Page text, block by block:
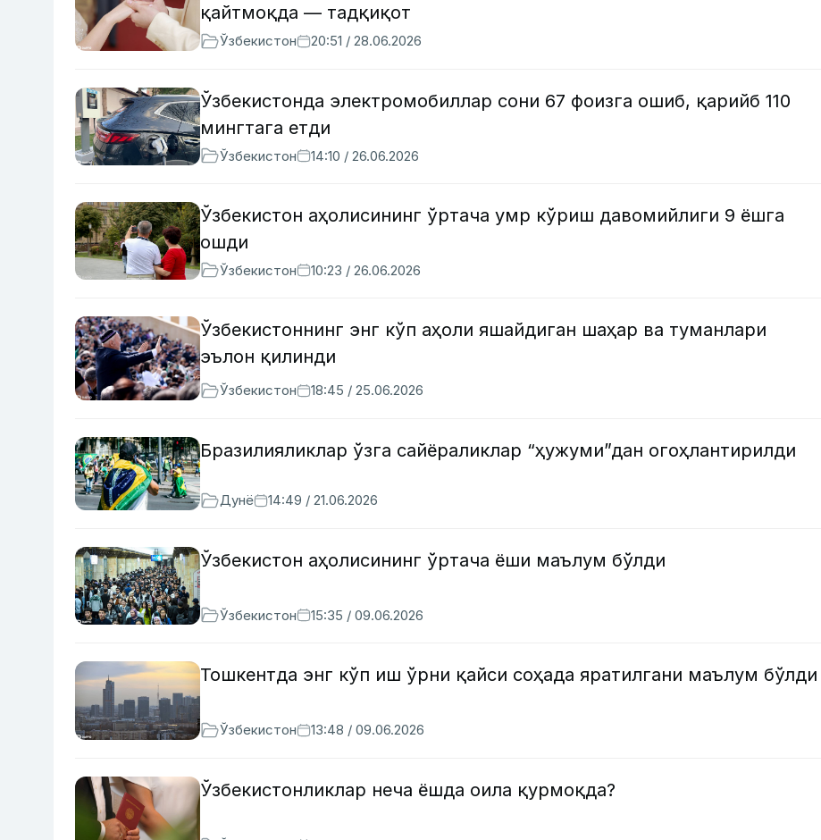
қайтмоқда — тадқиқот
Ўзбекистон 20:51 / 28.06.2026
Ўзбекистонда электромобиллар сони 67 фоизга ошиб, қарийб 110
мингтага етди
Ўзбекистон 14:10 / 26.06.2026
Ўзбекистон аҳолисининг ўртача умр кўриш давомийлиги 9 ёшга
ошди
Ўзбекистон 10:23 / 26.06.2026
Ўзбекистоннинг энг кўп аҳоли яшайдиган шаҳар ва туманлари
эълон қилинди
Ўзбекистон 18:45 / 25.06.2026
Бразилияликлар ўзга сайёраликлар “ҳужуми”дан огоҳлантирилди
Дунё 14:49 / 21.06.2026
Ўзбекистон аҳолисининг ўртача ёши маълум бўлди
Ўзбекистон 15:35 / 09.06.2026
Тошкентда энг кўп иш ўрни қайси соҳада яратилгани маълум бўлди
Ўзбекистон 13:48 / 09.06.2026
Ўзбекистонликлар неча ёшда оила қурмоқда?